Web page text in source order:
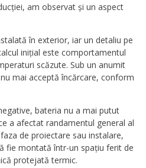
am observat și un aspect
în exterior, iar un detaliu pe
inițial este comportamentul
scăzute. Sub un anumit
mai acceptă încărcare, conform
bateria nu a mai putut
a afectat randamentul general al
de proiectare sau instalare,
fie montată într-un spațiu ferit de
protejată termic.